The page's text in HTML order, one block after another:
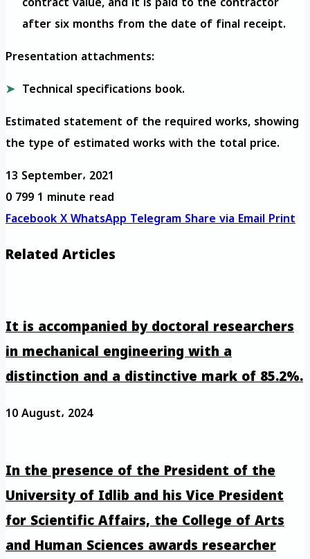
after six months from the date of final receipt.
Presentation attachments:
Technical specifications book.
Estimated statement of the required works, showing
the type of estimated works with the total price.
13 September، 2021
07991 minute read
FacebookXWhatsAppTelegramShare via EmailPrint
Related Articles
It is accompanied by doctoral researchers
in mechanical engineering with a
distinction and a distinctive mark of 85.2%.
10 August، 2024
In the presence of the President of the
University of Idlib and his Vice President
for Scientific Affairs, the College of Arts
and Human Sciences awards researcher